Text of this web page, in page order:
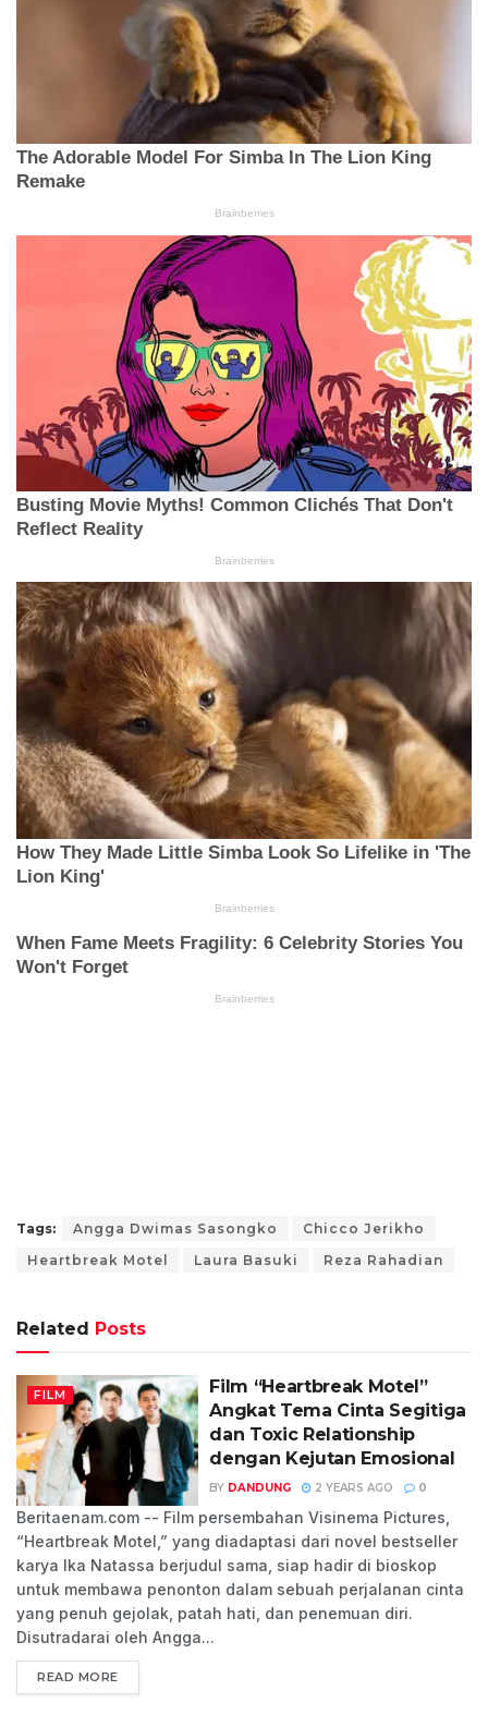
Tags: Angga Dwimas Sasongko
Chicco Jerikho
Heartbreak Motel
Laura Basuki Reza Rahadian
Related Posts
FILM
Film “Heartbreak Motel”
Angkat Tema Cinta Segitiga
dan Toxic Relationship
dengan Kejutan Emosional
BY DANDUNG 2 YEARS AGO 0
Beritaenam.com -- Film persembahan Visinema Pictures,
“Heartbreak Motel,” yang diadaptasi dari novel bestseller
karya Ika Natassa berjudul sama, siap hadir di bioskop
untuk membawa penonton dalam sebuah perjalanan cinta
yang penuh gejolak, patah hati, dan penemuan diri.
Disutradarai oleh Angga...
READ MORE